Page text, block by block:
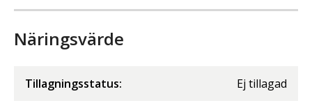
Näringsvärde
Tillagningsstatus: Ej tillagad